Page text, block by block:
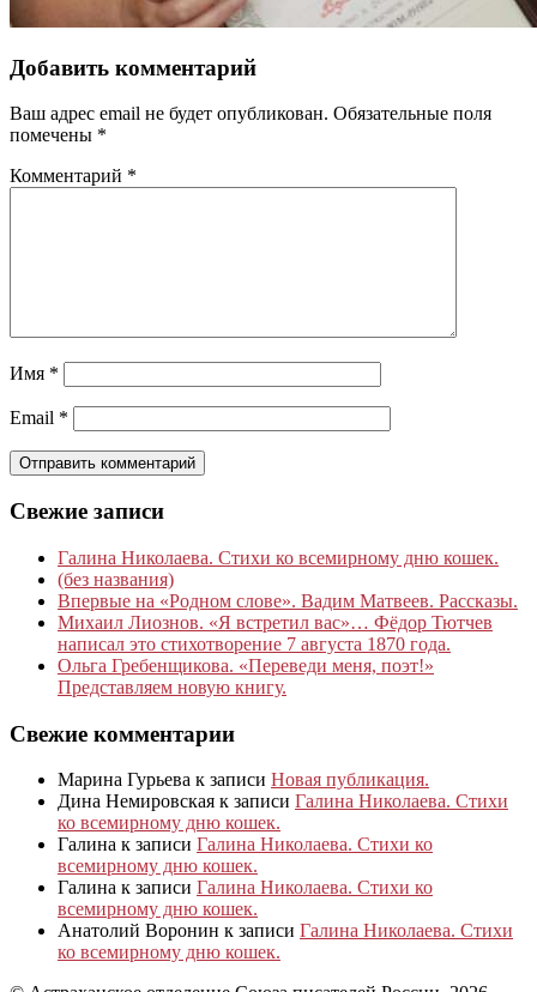
Добавить комментарий
Ваш адрес email не будет опубликован. Обязательные поля
помечены *
Комментарий *
Имя *
Email *
Свежие записи
Галина Николаева. Стихи ко всемирному дню кошек.
(без названия)
Впервые на «Родном слове». Вадим Матвеев. Рассказы.
Михаил Лиознов. «Я встретил вас»… Фёдор Тютчев
написал это стихотворение 7 августа 1870 года.
Ольга Гребенщикова. «Переведи меня, поэт!»
Представляем новую книгу.
Свежие комментарии
Марина Гурьева к записи Новая публикация.
Дина Немировская к записи Галина Николаева. Стихи
ко всемирному дню кошек.
Галина к записи Галина Николаева. Стихи ко
всемирному дню кошек.
Галина к записи Галина Николаева. Стихи ко
всемирному дню кошек.
Анатолий Воронин к записи Галина Николаева. Стихи
ко всемирному дню кошек.